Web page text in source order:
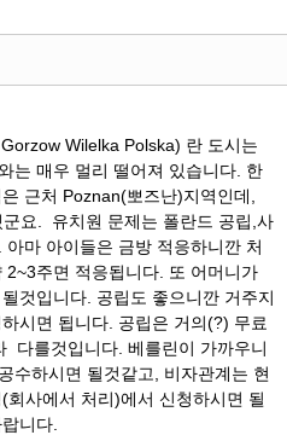
Wilelka Polska) 란 도시는
는 매우 멀리 떨어져 있습니다. 한
근처 Poznan(뽀즈난)지역인데,
요. 유치원 문제는 폴란드 공립,사
마 아이들은 금방 적응하니깐 처
2~3주면 적응됩니다. 또 어머니가
것입니다. 공립도 좋으니깐 거주지
시면 됩니다. 공립은 거의(?) 무료
다를것입니다. 베를린이 가까우니
수하시면 될것같고, 비자관계는 현
회사에서 처리)에서 신청하시면 될
니다.